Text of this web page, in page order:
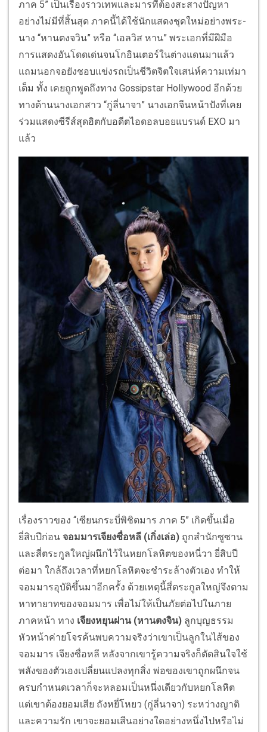
ภาค 5” เป็นเรื่องราวเทพและมารที่ต้องสะสางปัญหา
อย่างไม่มีที่สิ้นสุด ภาคนี้ได้ใช้นักแสดงชุดใหม่อย่างพระ-
นาง “หานตงจวิน” หรือ “เอลวิส หาน” พระเอกที่มีฝีมือ
การแสดงอันโดดเด่นจนโกอินเตอร์ในต่างแดนมาแล้ว
แถมนอกจอยังชอบแข่งรถเป็นชีวิตจิตใจเสน่ห์ความเท่มา
เต็ม ทั้ง เคยถูกพูดถึงทาง Gossipstar Hollywood อีกด้วย
ทางด้านนางเอกสาว “กู่ลี่นาจา” นางเอกจีนหน้าปังที่เคย
ร่วมแสดงซีรีส์สุดฮิตกับอดีตไอดอลบอยแบรนด์ EXO มา
แล้ว
เรื่องราวของ “เซียนกระบี่พิชิตมาร ภาค 5” เกิดขึ้นเมื่อ
ยี่สิบปีก่อน จอมมารเจียงซื่อหลี (เกิ่งเล่อ) ถูกสำนักซูซาน
และสี่ตระกูลใหญ่ผนึกไว้ในหยกโลหิตของหนี่วา ยี่สิบปี
ต่อมา ใกล้ถึงเวลาที่หยกโลหิตจะชำระล้างตัวเอง ทำให้
จอมมารอุบัติขึ้นมาอีกครั้ง ด้วยเหตุนี้สี่ตระกูลใหญ่จึงตาม
หาทายาทของจอมมาร เพื่อไม่ให้เป็นภัยต่อไปในภาย
ภาคหน้า ทาง เจียงหยุนฝาน (หานตงจิน) ลูกบุญธรรม
หัวหน้าค่ายโจรค้นพบความจริงว่าเขาเป็นลูกในไส้ของ
จอมมาร เจียงซื่อหลี หลังจากเขารู้ความจริงก็ตัดสินใจใช้
พลังของตัวเองเปลี่ยนแปลงทุกสิ่ง พ่อของเขาถูกผนึกจน
ครบกำหนดเวลาก็จะหลอมเป็นหนึ่งเดียวกับหยกโลหิต
แต่เขาต้องยอมเสีย ถังหยี่โหยว (กู่ลี่นาจา) ระหว่างญาติ
และความรัก เขาจะยอมเสีนอย่างใดอย่างหนึ่งไปหรือไม่